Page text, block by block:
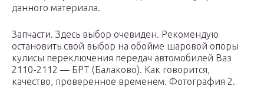
данного материала.
Запчасти. Здесь выбор очевиден. Рекомендую
остановить свой выбор на обойме шаровой опоры
кулисы переключения передач автомобилей Ваз
2110-2112 — БРТ (Балаково). Как говорится,
качество, проверенное временем. Фотография 2.